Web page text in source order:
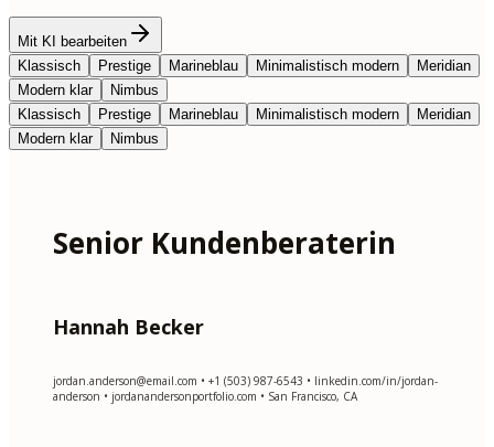
Mit KI bearbeiten
Klassisch
Prestige Marineblau Minimalistisch modern
Meridian
Modern klar
Nimbus
Klassisch
Prestige Marineblau Minimalistisch modern
Meridian
Modern klar
Nimbus
Senior Kundenberaterin
Hannah Becker
jordan.anderson@email.com • +1 (503) 987-6543 • linkedin.com/in/jordan-
anderson • jordanandersonportfolio.com • San Francisco, CA